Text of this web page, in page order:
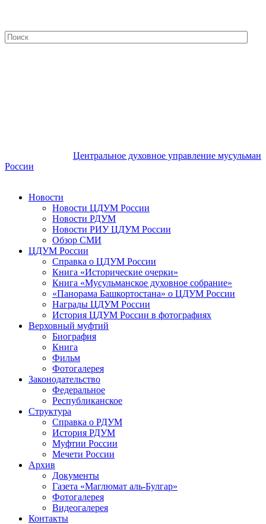
Центральное духовное управление мусульман
России
Новости
Новости ЦДУМ России
Новости РДУМ
Новости РИУ ЦДУМ России
Обзор СМИ
ЦДУМ России
Справка о ЦДУМ России
Книга «Исторические очерки»
Книга «Мусульманское духовное собрание»
«Панорама Башкортостана» о ЦДУМ России
Награды ЦДУМ России
История ЦДУМ России в фотографиях
Верховный муфтий
Биография
Книга
Фильм
Фотогалерея
Законодательство
Федеральное
Республиканское
Структура
Справка о РДУМ
История РДУМ
Муфтии России
Мечети России
Архив
Документы
Газета «Маглюмат аль-Булгар»
Фотогалерея
Видеогалерея
Контакты